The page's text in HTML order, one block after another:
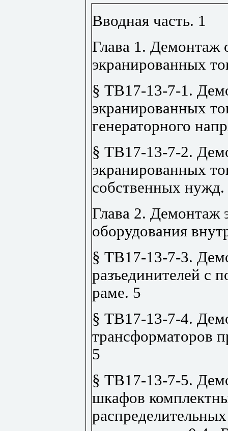
Вводная часть. 1
Глава 1. Демонтаж
экранированных
§ ТВ17-13-7-1.
экранированных
генераторного
§ ТВ17-13-7-2.
экранированных
собственных нужд.
Глава 2. Демонтаж
оборудования
§ ТВ17-13-7-3.
разъединителей с
раме. 5
§ ТВ17-13-7-4.
трансформаторов
5
§ ТВ17-13-7-5.
шкафов